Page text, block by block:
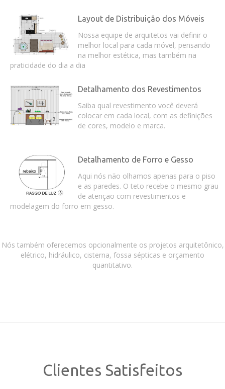
Layout de Distribuição dos Móveis
Nossa equipe de arquitetos vai definir o
melhor local para cada móvel, pensando
na melhor estética, mas também na
praticidade do dia a dia
Detalhamento dos Revestimentos
Saiba qual revestimento você deverá
colocar em cada local, com as definições
de cores, modelo e marca.
Detalhamento de Forro e Gesso
Aqui nós não olhamos apenas para o piso
e as paredes. O teto recebe o mesmo grau
de atenção com revestimentos e
modelagem do forro em gesso.
Nós também oferecemos opcionalmente os projetos arquitetônico,
elétrico, hidráulico, cisterna, fossa sépticas e orçamento
quantitativo.
Clientes Satisfeitos